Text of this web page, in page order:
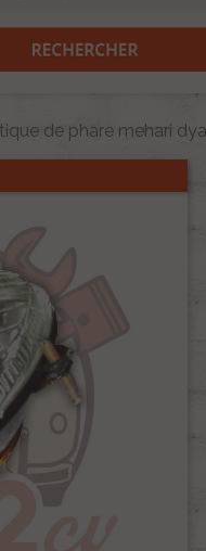
de phare mehari